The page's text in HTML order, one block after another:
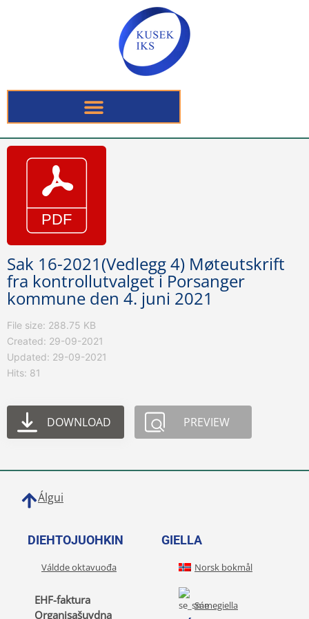
Sak 16-2021(Vedlegg 4) Møteutskrift
fra kontrollutvalget i Porsanger
kommune den 4. juni 2021
File size: 288.75 KB
Created: 29-09-2021
Updated: 29-09-2021
Hits: 81
DOWNLOAD PREVIEW
Álgui
DIEHTOJUOHKIN
Váldde oktavuođa
EHF-faktura
Organisašuvdna
GIELLA
Norsk bokmål
Sámegiella